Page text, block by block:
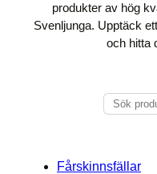
produkter av hög
Svenljunga. Upptäck
och hitta
Sök
Fårskinnsfällar